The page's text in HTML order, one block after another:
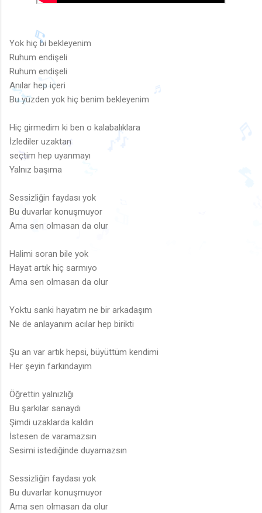
Yok hiç bi bekleyenim
Ruhum endişeli
Ruhum endişeli
Anılar hep içeri
Bu yüzden yok hiç benim bekleyenim
Hiç girmedim ki ben o kalabalıklara
İzlediler uzaktan
seçtim hep uyanmayı
Yalnız başıma
Sessizliğin faydası yok
Bu duvarlar konuşmuyor
Ama sen olmasan da olur
Halimi soran bile yok
Hayat artık hiç sarmıyo
Ama sen olmasan da olur
Yoktu sanki hayatım ne bir arkadaşım
Ne de anlayanım acılar hep birikti
Şu an var artık hepsi, büyüttüm kendimi
Her şeyin farkındayım
Öğrettin yalnızlığı
Bu şarkılar sanaydı
Şimdi uzaklarda kaldın
İstesen de varamazsın
Sesimi istediğinde duyamazsın
Sessizliğin faydası yok
Bu duvarlar konuşmuyor
Ama sen olmasan da olur
♬
♩
🎵
🎶 ♪
♩
♫🎵
🎶
🎶
🎶
♫
🎶